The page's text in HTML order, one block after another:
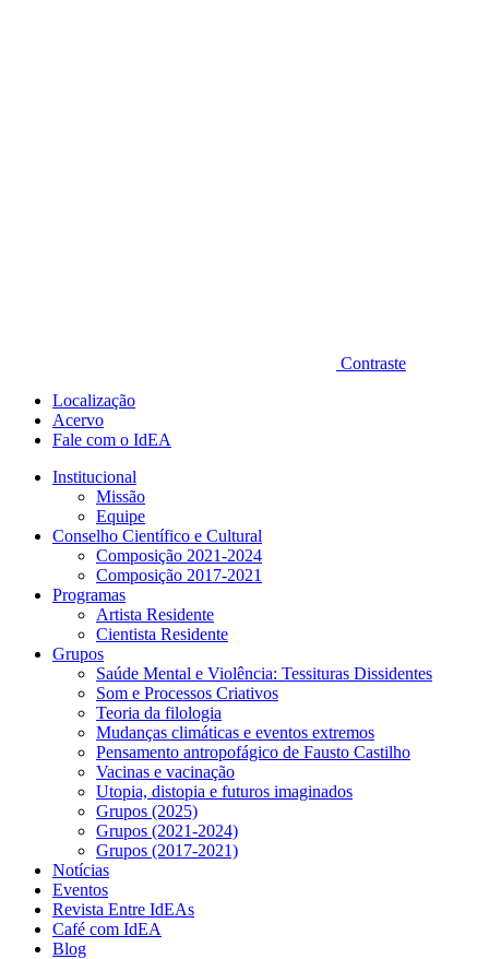
Contraste
Localização
Acervo
Fale com o IdEA
Institucional
Missão
Equipe
Conselho Científico e Cultural
Composição 2021-2024
Composição 2017-2021
Programas
Artista Residente
Cientista Residente
Grupos
Saúde Mental e Violência: Tessituras Dissidentes
Som e Processos Criativos
Teoria da filologia
Mudanças climáticas e eventos extremos
Pensamento antropofágico de Fausto Castilho
Vacinas e vacinação
Utopia, distopia e futuros imaginados
Grupos (2025)
Grupos (2021-2024)
Grupos (2017-2021)
Notícias
Eventos
Revista Entre IdEAs
Café com IdEA
Blog